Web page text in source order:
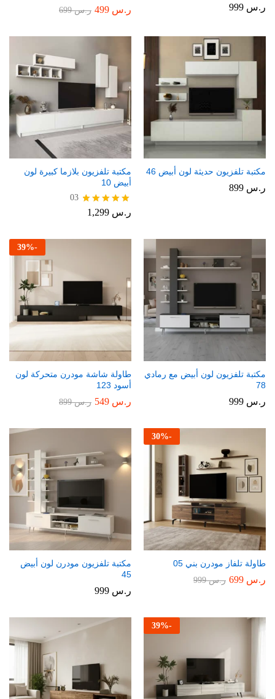
ر.س
تم
من 5
ر.س ر.س699
مكتبة تلفزيون حديثة لون أبيض 46
ر.س
مكتبة تلفزيون بلازما كبيرة لون
أبيض 10
تم التقييم
03
ر.س
مكتبة تلفزيون لون أبيض مع رمادي
78
ر.س
-
39%
طاولة شاشة مودرن متحركة لون
أسود 123
ر.س ر.س899
-
30%
طاولة تلفاز مودرن بني 05
ر.س ر.س999
مكتبة تلفزيون مودرن لون أبيض
45
ر.س
-
39%